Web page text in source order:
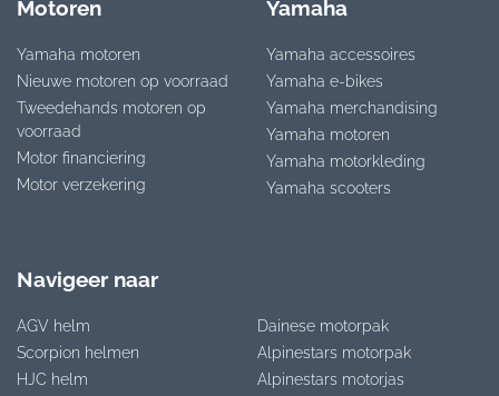
Motoren
Yamaha motoren
Nieuwe motoren op voorraad
Tweedehands motoren op
voorraad
Motor financiering
Motor verzekering
Yamaha
Yamaha accessoires
Yamaha e-bikes
Yamaha merchandising
Yamaha motoren
Yamaha motorkleding
Yamaha scooters
Navigeer naar
AGV helm
Scorpion helmen
HJC helm
Dainese motorpak
Alpinestars motorpak
Alpinestars motorjas